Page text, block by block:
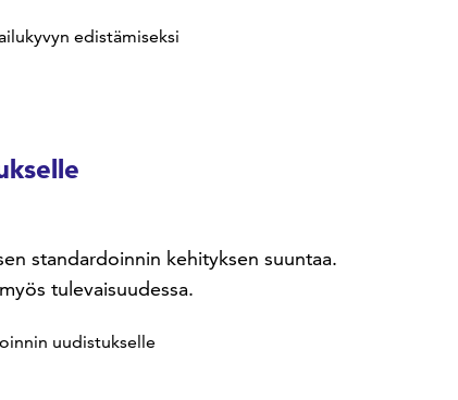
edistämiseksi
standardoinnin kehityksen suuntaa.
tulevaisuudessa.
uudistukselle